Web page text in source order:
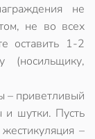
не
не во всех
оставить 1-2
(носильщику,
– приветливый
шутки. Пусть
–